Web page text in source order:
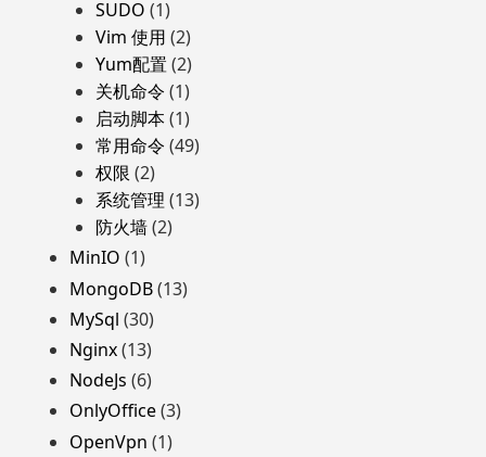
SUDO (1)
Vim 使用 (2)
Yum配置 (2)
关机命令 (1)
启动脚本(1)
常用命令 (49)
权限 (2)
系统管理 (13)
防火墙(2)
MinIO (1)
MongoDB(13)
MySql (30)
Nginx(13)
NodeJs (6)
OnlyOffice(3)
OpenVpn (1)